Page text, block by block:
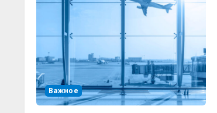
Важное